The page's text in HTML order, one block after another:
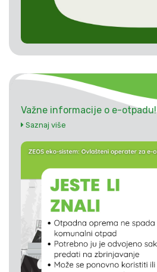
Važne informacije o e-otpadu!
Saznaj više